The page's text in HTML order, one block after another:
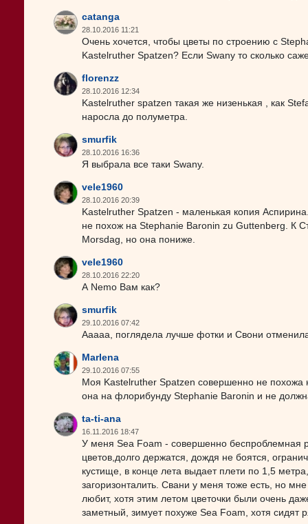
catanga
28.10.2016 11:21
Очень хочется, чтобы цветы по строению с
Kastelruther Spatzen? Если Swany то сколько
florenzz
28.10.2016 12:34
Kastelruther spatzen такая же низенькая , как
наросла до полуметра.
smurfik
28.10.2016 16:36
Я выбрала все таки Swany.
vele1960
28.10.2016 20:39
Kastelruther Spatzen - маленькая копия
не похож на Stephanie Baronin zu Guttenberg. К
Morsdag, но она пониже.
vele1960
28.10.2016 22:20
А Nemo Вам как?
smurfik
29.10.2016 07:42
Ааааа, поглядела лучше фотки и Свони
Marlena
29.10.2016 07:55
Моя Kastelruther Spatzen совершенно не похожа
она на флорибунду Stephanie Baronin и не
ta-ti-ana
16.11.2016 18:47
У меня Sea Foam - совершенно беспроблемная
цветов,долго держатся, дождя не боятся,
кустище, в конце лета выдает плети по 1,5
загоризонталить. Свани у меня тоже есть, но
любит, хотя этим летом цветочки были очень
заметный, зимует похуже Sea Foam, хотя сидят